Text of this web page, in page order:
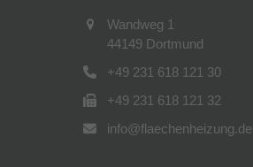
Wandweg 1
44149 Dortmund
+49 231 618 121 30
+49 231 618 121 32
info@flaechenheizung.de